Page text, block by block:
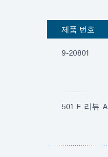
제품 번호
9-20801
501-E-리뷰-A